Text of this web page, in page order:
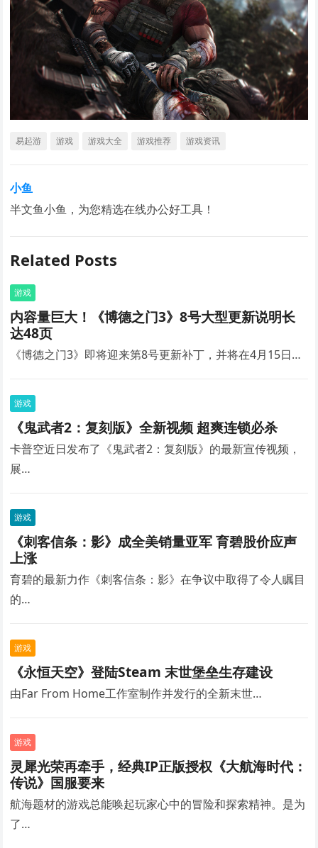
易起游 游戏 游戏大全 游戏推荐 游戏资讯
小鱼
半文鱼小鱼，为您精选在线办公好工具！
Related Posts
游戏
内容量巨大！《博德之门3》8号大型更新说明长
达48页
《博德之门3》即将迎来第8号更新补丁，并将在4月15日…
游戏
《鬼武者2：复刻版》全新视频 超爽连锁必杀
卡普空近日发布了《鬼武者2：复刻版》的最新宣传视频，
展…
游戏
《刺客信条：影》成全美销量亚军 育碧股价应声
上涨
育碧的最新力作《刺客信条：影》在争议中取得了令人瞩目
的…
游戏
《永恒天空》登陆Steam 末世堡垒生存建设
由Far From Home工作室制作并发行的全新末世…
游戏
灵犀光荣再牵手，经典IP正版授权《大航海时代：
传说》国服要来
航海题材的游戏总能唤起玩家心中的冒险和探索精神。是为
了…